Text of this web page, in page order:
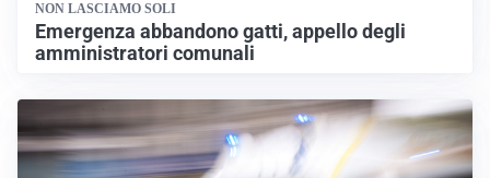
NON LASCIAMO SOLI
Emergenza abbandono gatti, appello degli
amministratori comunali